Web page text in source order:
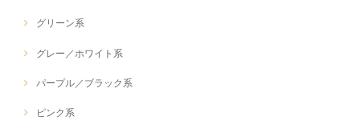
グリーン系
グレー／ホワイト系
パープル／ブラック系
ピンク系